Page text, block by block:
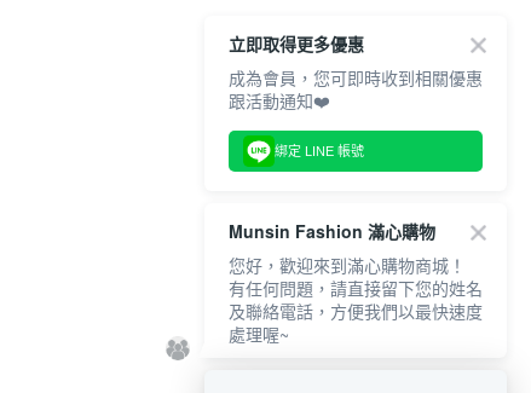
立即取得更多優惠
成為會員，您可即時收到相關優惠
跟活動通知❤️
綁定 LINE 帳號
Munsin Fashion 滿心購物
您好，歡迎來到滿心購物商城！
有任何問題，請直接留下您的姓名
及聯絡電話，方便我們以最快速度
處理喔~